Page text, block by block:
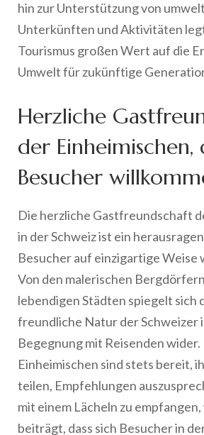
hin zur Unterstützung von
Unterkünften und Aktivitäten
Tourismus großen Wert auf die
Umwelt für zukünftige
Herzliche
der Einheimischen,
Besucher
Die herzliche Gastfreundschaft
in der Schweiz ist ein
Besucher auf einzigartige Weise
Von den malerischen
lebendigen Städten spiegelt sich
freundliche Natur der Schweizer
Begegnung mit Reisenden wider.
Einheimischen sind stets bereit,
teilen, Empfehlungen
mit einem Lächeln zu empfangen,
beiträgt, dass sich Besucher in